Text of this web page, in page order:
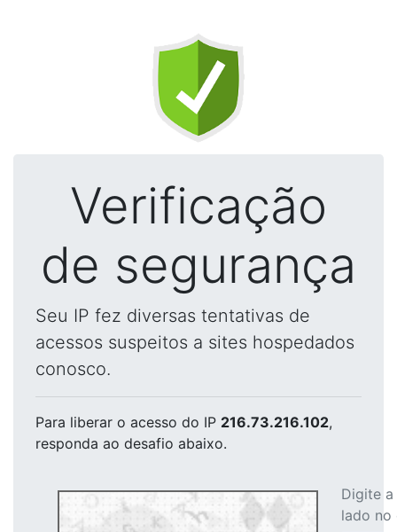
Verificação
de segurança
Seu IP fez diversas tentativas de
acessos suspeitos a sites hospedados
conosco.
Para liberar o acesso do IP 216.73.216.102,
responda ao desafio abaixo.
Digite
lado no